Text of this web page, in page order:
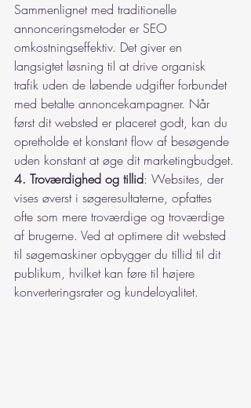
Sammenlignet med traditionelle
annonceringsmetoder er SEO
omkostningseffektiv. Det giver en
langsigtet løsning til at drive organisk
trafik uden de løbende udgifter forbundet
med betalte annoncekampagner. Når
først dit websted er placeret godt, kan du
opretholde et konstant flow af besøgende
uden konstant at øge dit marketingbudget.
4. Troværdighed og tillid: Websites, der
vises øverst i søgeresultaterne, opfattes
ofte som mere troværdige og troværdige
af brugerne. Ved at optimere dit websted
til søgemaskiner opbygger du tillid til dit
publikum, hvilket kan føre til højere
konverteringsrater og kundeloyalitet.